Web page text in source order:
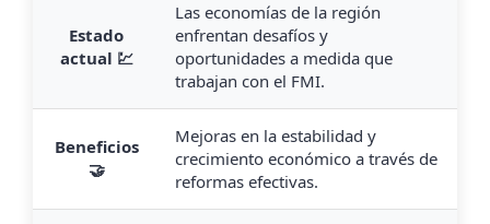
Estado
actual 💹
Las economías de la región
enfrentan desafíos y
oportunidades a medida que
trabajan con el FMI.
Beneficios
🤝
Mejoras en la estabilidad y
crecimiento económico a través de
reformas efectivas.